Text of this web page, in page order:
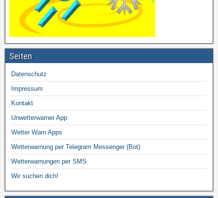
Seiten
Datenschutz
Impressum
Kontakt
Unwetterwarner App
Wetter Warn Apps
Wetterwarnung per Telegram Messenger (Bot)
Wetterwarnungen per SMS
Wir suchen dich!